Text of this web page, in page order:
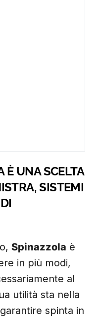
È UNA SCELTA
SISTEMI
Spinazzola è
in più modi,
al
utilità sta nella
spinta in